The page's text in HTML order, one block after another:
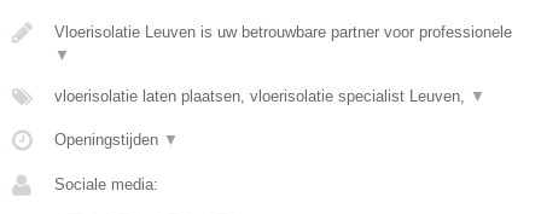
Vloerisolatie Leuven is uw betrouwbare partner voor professionele
▼
vloerisolatie laten plaatsen, vloerisolatie specialist Leuven, ▼
Openingstijden ▼
Sociale media: